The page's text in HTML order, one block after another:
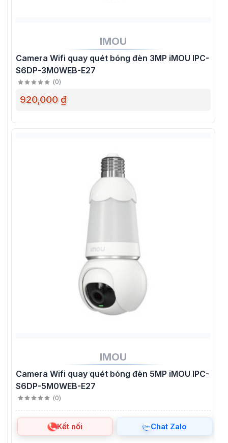
IMOU
Camera Wifi quay quét bóng đèn 3MP iMOU IPC-
S6DP-3M0WEB-E27
(0)
920,000 ₫
IMOU
Camera Wifi quay quét bóng đèn 5MP iMOU IPC-
S6DP-5M0WEB-E27
(0)
Kết nối Chat Zalo